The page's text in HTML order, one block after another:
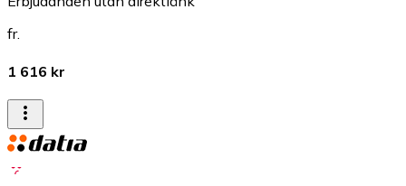
fr.
1 616 kr